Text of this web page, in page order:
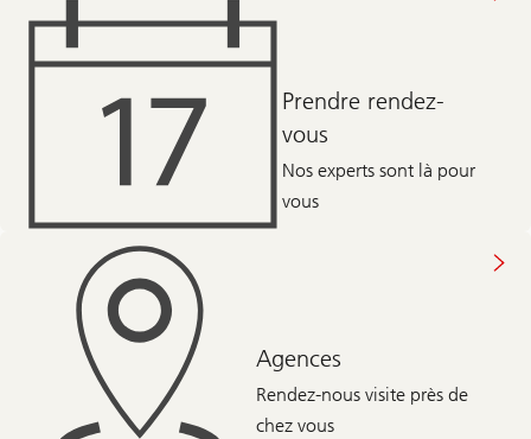
Prendre rendez-
vous
Nos experts sont là pour
vous
Agences
Rendez-nous visite près de
chez vous